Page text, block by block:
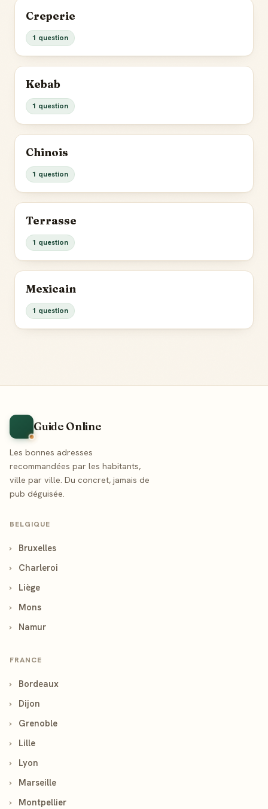
Creperie
1 question
Kebab
1 question
Chinois
1 question
Terrasse
1 question
Mexicain
1 question
Guide Online
Les bonnes adresses
recommandées par les habitants,
ville par ville. Du concret, jamais de
pub déguisée.
BELGIQUE
›
Bruxelles
›
Charleroi
›
Liège
›
Mons
›
Namur
FRANCE
›
Bordeaux
›
Dijon
›
Grenoble
›
Lille
›
Lyon
›
Marseille
›
Montpellier